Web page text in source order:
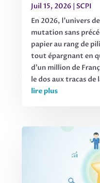
Juil 15, 2026 | SCPI
En 2026, l'univers
mutation sans
papier au rang de
tout épargnant en
d'un million de
le dos aux tracas
lire plus